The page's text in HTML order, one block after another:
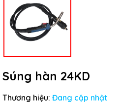
Súng hàn 24KD
Thương hiệu: Đang cập nhật